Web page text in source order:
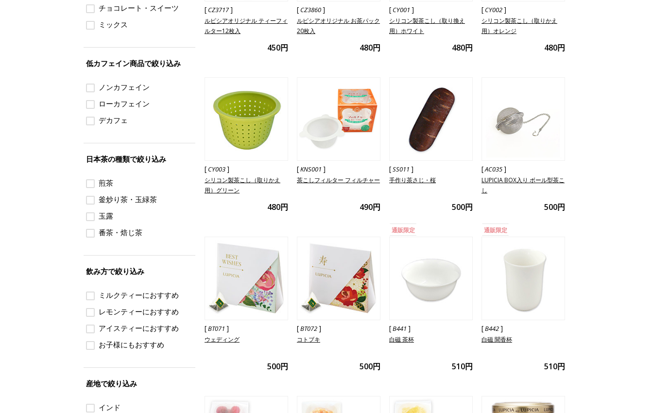
[ CZ3717]
ルピシアオリジナル ティーフィ
ルター12枚入
450円
[ CZ3860]
ルピシアオリジナル お茶パック
20枚入
480円
[ CY001 ]
シリコン製茶こし（取り換え
用）ホワイト
480円
[ CY002]
シリコン製茶こし（取りかえ
用）オレンジ
480円
[ CY003]
シリコン製茶こし（取りかえ
用）グリーン
480円
[KNS001 ]
茶こしフィルター フィルチャー
490円
[SS011 ]
手作り茶さじ・桜
500円
[AC035]
LUPICIA BOX入り ボール型茶こ
し
500円
[BT071 ]
ウェディング
500円
[BT072]
コトブキ
500円
通販限定
[B441 ]
白磁 茶杯
510円
通販限定
[B442]
白磁 聞香杯
510円
チョコレート・スイーツ
ミックス
低カフェイン商品で絞り込み
ノンカフェイン
ローカフェイン
デカフェ
日本茶の種類で絞り込み
煎茶
釜炒り茶・玉緑茶
玉露
番茶・焙じ茶
飲み方で絞り込み
ミルクティーにおすすめ
レモンティーにおすすめ
アイスティーにおすすめ
お子様にもおすすめ
産地で絞り込み
インド